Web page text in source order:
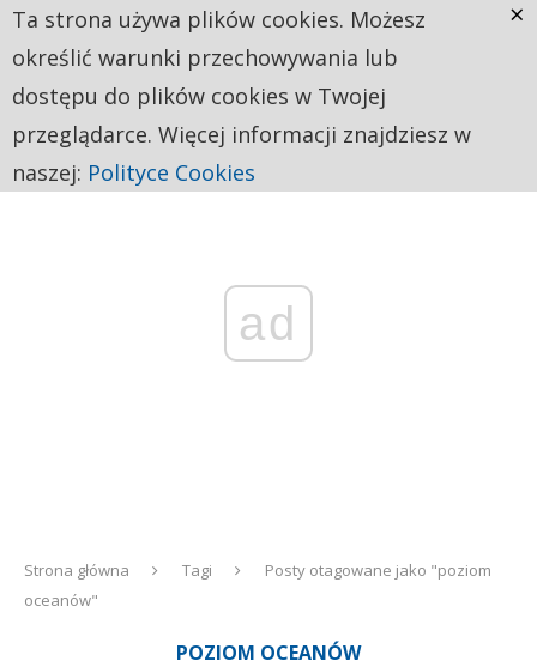
ad
Strona główna Tagi
Posty otagowane jako "poziom
oceanów"
POZIOM OCEANÓW
Ta strona używa plików cookies. Możesz
określić warunki przechowywania lub
dostępu do plików cookies w Twojej
przeglądarce. Więcej informacji znajdziesz w
naszej: Polityce Cookies
×